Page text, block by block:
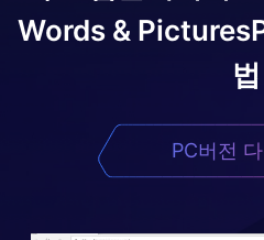
Words & Pictures
법
PC버전